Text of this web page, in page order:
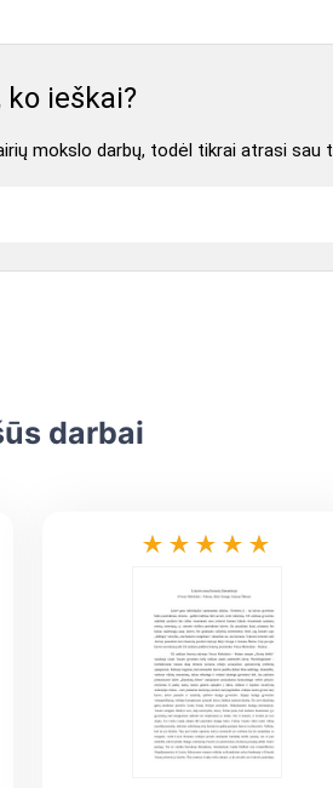
ko ieškai?
mokslo darbų, todėl tikrai atrasi sau
darbai